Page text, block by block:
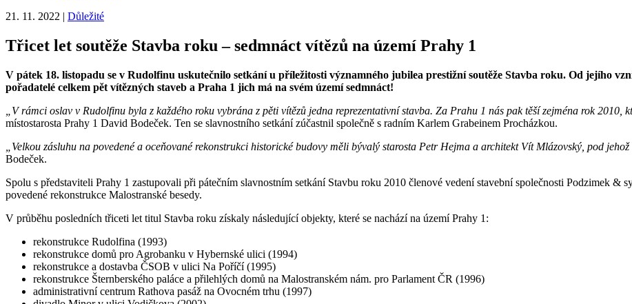
21. 11. 2022 | Důležité
Třicet let soutěže Stavba roku – sedmnáct vítězů na území Prahy 1
V pátek 18. listopadu se v Rudolfinu uskutečnilo setkání u příležitosti významného jubilea prestižní soutěže Stavba roku. Od jejího
pořadatelé celkem pět vítězných staveb a Praha 1 jich má na svém území sedmnáct!
„V rámci oslav v Rudolfinu byla z každého roku vybrána z pěti vítězů jedna reprezentativní stavba. Za Prahu 1 nás pak těší zejména rok 2010,
místostarosta Prahy 1 David Bodeček. Ten se slavnostního setkání zúčastnil společně s radním Karlem Grabeinem Procházkou.
„Velkou zásluhu na povedené a oceňované rekonstrukci historické budovy měli bývalý starosta Petr Hejma a architekt Vít Mlázovský, pod
Bodeček.
Spolu s představiteli Prahy 1 zastupovali při pátečním slavnostním setkání Stavbu roku 2010 členové vedení stavební společnosti Podzimek &
povedené rekonstrukce Malostranské besedy.
V průběhu posledních třiceti let titul Stavba roku získaly následující objekty, které se nachází na území Prahy 1:
rekonstrukce Rudolfina (1993)
rekonstrukce domů pro Agrobanku v Hybernské ulici (1994)
rekonstrukce a dostavba ČSOB v ulici Na Poříčí (1995)
rekonstrukce Šternberského paláce a přilehlých domů na Malostranském nám. pro Parlament ČR (1996)
administrativní centrum Rathova pasáž na Ovocném trhu (1997)